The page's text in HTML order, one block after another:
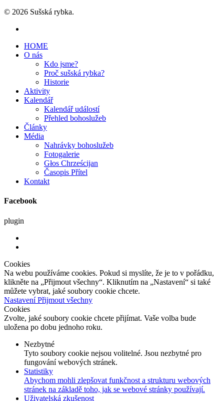
© 2026 Sušská rybka.
HOME
O nás
Kdo jsme?
Proč sušská rybka?
Historie
Aktivity
Kalendář
Kalendář událostí
Přehled bohoslužeb
Články
Média
Nahrávky bohoslužeb
Fotogalerie
Głos Chrześcijan
Časopis Přítel
Kontakt
Facebook
plugin
Cookies
Na webu používáme cookies. Pokud si myslíte, že je to v pořádku,
klikněte na „Přijmout všechny“. Kliknutím na „Nastavení“ si také
můžete vybrat, jaké soubory cookie chcete.
NastaveníPřijmout všechny
Cookies
Zvolte, jaké soubory cookie chcete přijímat. Vaše volba bude
uložena po dobu jednoho roku.
Nezbytné
Tyto soubory cookie nejsou volitelné. Jsou nezbytné pro
fungování webových stránek.
Statistiky
Abychom mohli zlepšovat funkčnost a strukturu webových
stránek na základě toho, jak se webové stránky používají.
Uživatelská zkušenost